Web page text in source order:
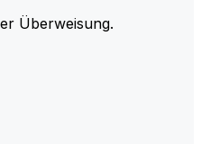
Überweisung.